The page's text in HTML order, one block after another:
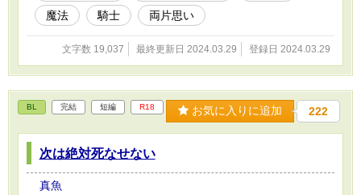
魔法
騎士 両片思い
文字数 19,037 最終更新日 2024.03.29 登録日 2024.03.29
BL 完結 短編 R18 お気に入りに追加 222
次は絶対死なせない
真魚